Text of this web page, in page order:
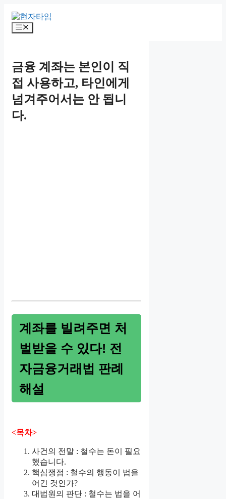
content Menu
금융 계좌는 본인이 직
접 사용하고, 타인에게
넘겨주어서는 안 됩니
다.
계좌를 빌려주면 처
벌받을 수 있다! 전
자금융거래법 판례
해설
<목차>
사건의 전말 : 철수는 돈이 필요
했습니다.
핵심쟁점 : 철수의 행동이 법을
어긴 것인가?
대법원의 판단 : 철수는 법을 어